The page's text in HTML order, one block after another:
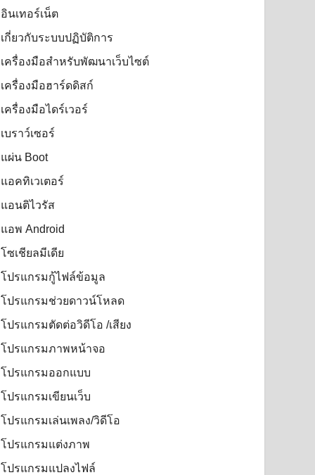
อินเทอร์เน็ต
เกี่ยวกับระบบปฏิบัติการ
เครื่องมือสำหรับพัฒนาเว็บไซต์
เครื่องมือฮาร์ดดิสก์
เครื่องมือไดร์เวอร์
เบราว์เซอร์
แผ่น Boot
แอคทิเวเตอร์
แอนติไวรัส
แอพ Android
โซเชียลมีเดีย
โปรแกรมกู้ไฟล์ข้อมูล
โปรแกรมช่วยดาวน์โหลด
โปรแกรมตัดต่อวิดีโอ /เสียง
โปรแกรมภาพหน้าจอ
โปรแกรมออกแบบ
โปรแกรมเขียนเว็บ
โปรแกรมเล่นเพลง/วิดีโอ
โปรแกรมแต่งภาพ
โปรแกรมแปลงไฟล์